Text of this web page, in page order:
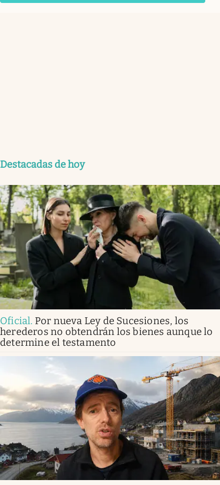
Destacadas de hoy
Oficial. Por nueva Ley de Sucesiones, los
herederos no obtendrán los bienes aunque lo
determine el testamento